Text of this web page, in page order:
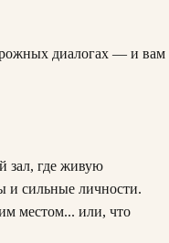
диалогах — и вам
зал, где живую
и сильные личности.
местом... или, что